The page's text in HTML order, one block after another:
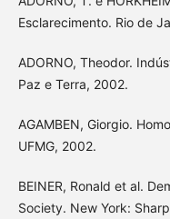
Esclarecimento. Rio de
ADORNO, Theodor.
Paz e Terra, 2002.
AGAMBEN, Giorgio.
UFMG, 2002.
BEINER, Ronald et al.
Society. New York: